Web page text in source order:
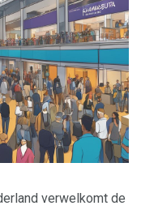
verwelkomt de